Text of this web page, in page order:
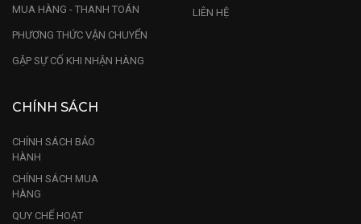
MUA HÀNG - THANH TOÁN
PHƯƠNG THỨC VẬN CHUYỂN
GẶP SỰ CỐ KHI NHẬN HÀNG
LIÊN HỆ
CHÍNH SÁCH
CHÍNH SÁCH BẢO
HÀNH
CHÍNH SÁCH MUA
HÀNG
QUY CHẾ HOẠT